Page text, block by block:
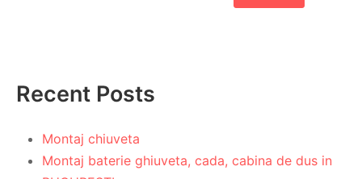
Recent Posts
Montaj chiuveta
Montaj baterie ghiuveta, cada, cabina de dus in